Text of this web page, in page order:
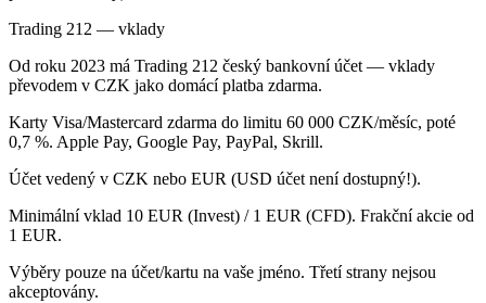
Trading 212 — vklady
Od roku 2023 má Trading 212 český bankovní účet — vklady
převodem v CZK jako domácí platba zdarma.
Karty Visa/Mastercard zdarma do limitu 60 000 CZK/měsíc, poté
0,7 %. Apple Pay, Google Pay, PayPal, Skrill.
Účet vedený v CZK nebo EUR (USD účet není dostupný!).
Minimální vklad 10 EUR (Invest) / 1 EUR (CFD). Frakční akcie od
1 EUR.
Výběry pouze na účet/kartu na vaše jméno. Třetí strany nejsou
akceptovány.